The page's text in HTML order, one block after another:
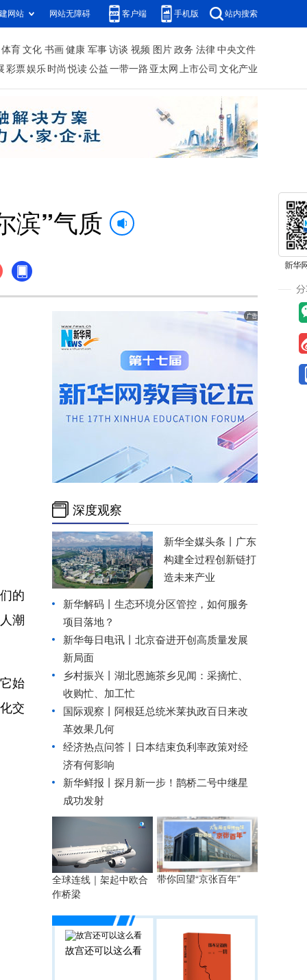
网站 网站无障碍 客户端 手机版 站内搜索
体育 文化 书画 健康 军事 访谈 视频 图片 政务 法律 中央文件
彩票娱乐 时尚 悦读 公益 一带一路 亚太网 上市公司 文化产业
滨”气质
的
潮
始
交
深度观察
新华全媒头条丨
广东
构建全过程创新链打
造未来产业
新华解码丨生态环境分区管控，如何服务
项目落地？
新华每日电讯丨 北京奋进开创高质量发展
新局面
乡村振兴丨 湖北恩施茶乡见闻：采摘忙、
收购忙、加工忙
国际观察丨 阿根廷总统米莱执政百日来改
革效果几何
经济热点问答丨日本结束负利率政策对经
济有何影响
新华鲜报丨探月新一步！鹊桥二号中继星
成功发射
全球连线｜架起中欧合
作桥梁
带你回望“京张百年”
故宫还可以这么看